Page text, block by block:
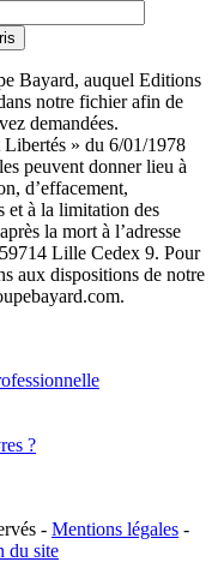
Bayard, auquel Editions
notre fichier afin de
demandées.
» du 6/01/1978
peuvent donner lieu à
d’effacement,
et à la limitation des
la mort à l’adresse
Lille Cedex 9. Pour
aux dispositions de notre
?
- Mentions légales -
du site